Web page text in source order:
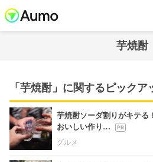
芋焼酎
「芋焼酎」に関するピックア
芋焼酎ソーダ割りがキテる
おいしい作り…
グルメ